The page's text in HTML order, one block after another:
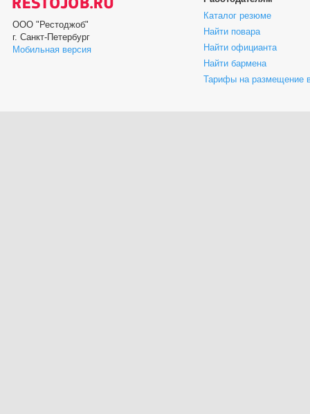
ООО "Рестоджоб"
г. Санкт-Петербург
Мобильная версия
Каталог резюме
Найти повара
Найти официанта
Найти бармена
Тарифы на размещение